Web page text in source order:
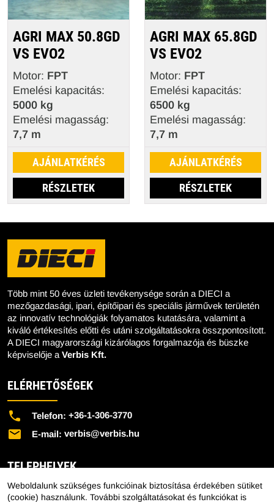
AGRI MAX 50.8GD
VS EVO2
Motor: FPT
Emelési kapacitás:
5000 kg
Emelési magasság:
7,7 m
AJÁNLATKÉRÉS
RÉSZLETEK
AGRI MAX 65.8GD
VS EVO2
Motor: FPT
Emelési kapacitás:
6500 kg
Emelési magasság:
7,7 m
AJÁNLATKÉRÉS
RÉSZLETEK
Több mint 50 éves üzleti tevékenysége során a DIECI a
mezőgazdasági, ipari, építőipari és speciális járművek területén
az innovatív technológiák folyamatos kutatására, valamint a
kiváló értékesítés előtti és utáni szolgáltatásokra összpontosított.
A DIECI magyarországi kizárólagos forgalmazója és büszke
képviselője a Verbis Kft.
ELÉRHETŐSÉGEK
Telefon: +36-1-306-3770
E-mail: verbis@verbis.hu
TELEPHELYEK
Központi Telephely - 1151 Budapest, Mélyfúró u. 2/E.
Weboldalunk szükséges funkcióinak biztosítása érdekében sütiket
(cookie) használunk. További szolgáltatásokat és funkciókat is